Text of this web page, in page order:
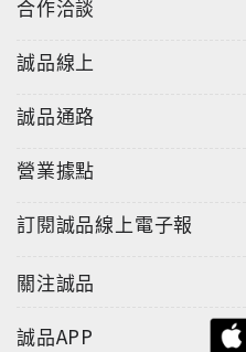
合作洽談
誠品線上
誠品通路
營業據點
訂閱誠品線上電子報
關注誠品
誠品APP